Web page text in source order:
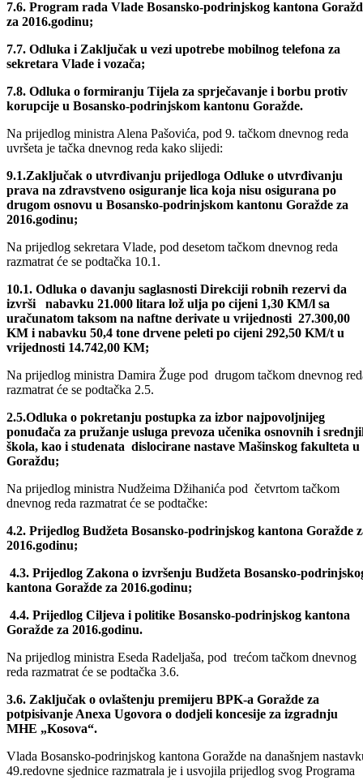
7.5. Rješenje o imenovanju Organizacionog odbora za
obilježavanje 1.marta-Dana nezavisnosti BiH;
7.6. Program rada Vlade Bosansko-podrinjskog kantona
za 2016.godinu;
7.7. Odluka i Zaključak u vezi upotrebe mobilnog telefona za
sekretara Vlade i vozača;
7.8. Odluka o formiranju Tijela za sprječavanje i borbu protiv
korupcije u Bosansko-podrinjskom kantonu Goražde.
Na prijedlog ministra Alena Pašovića, pod 9. tačkom dnevnog reda
uvršeta je tačka dnevnog reda kako slijedi:
9.1.Zaključak o utvrđivanju prijedloga Odluke o utvrđivanju
drugom osnovu u Bosansko-podrinjskom kantonu Goražde za
2016.godinu;
Na prijedlog sekretara Vlade, pod desetom tačkom dnevnog reda
razmatrat će se podtačka 10.1.
10.1. Odluka o davanju saglasnosti Direkciji robnih rezervi da
izvrši nabavku 21.000 litara lož ulja po cijeni 1,30 KM/l sa
KM i nabavku 50,4 tone drvene peleti po cijeni 292,50 KM/t u
vrijednosti 14.742,00 KM;
Na prijedlog ministra Damira Žuge pod drugom tačkom dnevnog
razmatrat će se podtačka 2.5.
2.5.Odluka o pokretanju postupka za izbor najpovoljnijeg
škola, kao i studenata dislocirane nastave Mašinskog fakulteta u
Goraždu;
Na prijedlog ministra Nudžeima Džihanića pod četvrtom tačkom
dnevnog reda razmatrat će se podtačke:
4.2. Prijedlog Budžeta Bosansko-podrinjskog kantona Goražde
2016.godinu;
4.3. Prijedlog Zakona o izvršenju Budžeta Bosansko-
kantona Goražde za 2016.godinu;
4.4. Prijedlog Ciljeva i politike Bosansko-podrinjskog kantona
Goražde za 2016.godinu.
Na prijedlog ministra Eseda Radeljaša, pod trećom tačkom dnevnog
reda razmatrat će se podtačka 3.6.
potpisivanje Anexa Ugovora o dodjeli koncesije za izgradnju
MHE „Kosova“.